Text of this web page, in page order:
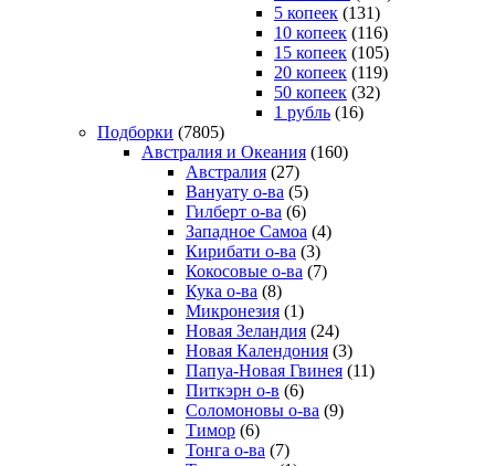
5 копеек (131)
10 копеек (116)
15 копеек (105)
20 копеек (119)
50 копеек (32)
1 рубль (16)
Подборки (7805)
Австралия и Океания (160)
Австралия (27)
Вануату о-ва (5)
Гилберт о-ва (6)
Западное Самоа (4)
Кирибати о-ва (3)
Кокосовые о-ва (7)
Кука о-ва (8)
Микронезия (1)
Новая Зеландия (24)
Новая Календония (3)
Папуа-Новая Гвинея (11)
Питкэрн о-в (6)
Соломоновы о-ва (9)
Тимор (6)
Тонга о-ва (7)